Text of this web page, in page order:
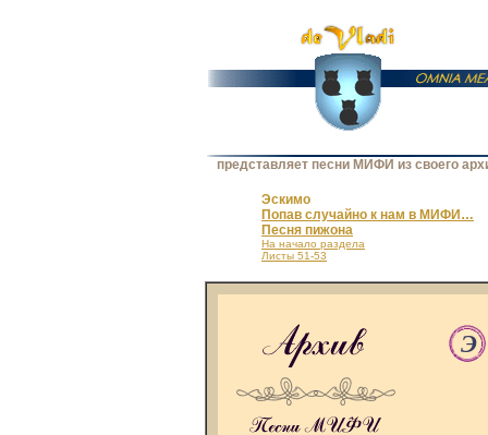
представляет песни МИФИ из своего
Эскимо
Попав случайно к нам в МИФИ…
Песня пижона
На начало раздела
Листы 51-53
Э